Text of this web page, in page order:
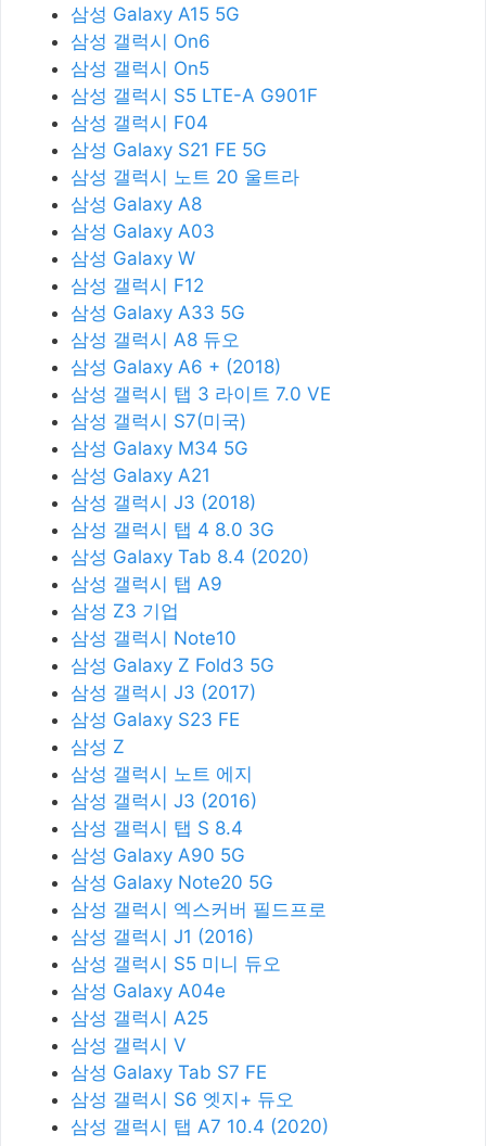
삼성 Galaxy A15 5G
삼성 갤럭시 On6
삼성 갤럭시 On5
삼성 갤럭시 S5 LTE-A G901F
삼성 갤럭시 F04
삼성 Galaxy S21 FE 5G
삼성 갤럭시 노트 20 울트라
삼성 Galaxy A8
삼성 Galaxy A03
삼성 Galaxy W
삼성 갤럭시 F12
삼성 Galaxy A33 5G
삼성 갤럭시 A8 듀오
삼성 Galaxy A6 + (2018)
삼성 갤럭시 탭 3 라이트 7.0 VE
삼성 갤럭시 S7(미국)
삼성 Galaxy M34 5G
삼성 Galaxy A21
삼성 갤럭시 J3 (2018)
삼성 갤럭시 탭 4 8.0 3G
삼성 Galaxy Tab 8.4 (2020)
삼성 갤럭시 탭 A9
삼성 Z3 기업
삼성 갤럭시 Note10
삼성 Galaxy Z Fold3 5G
삼성 갤럭시 J3 (2017)
삼성 Galaxy S23 FE
삼성 Z
삼성 갤럭시 노트 에지
삼성 갤럭시 J3 (2016)
삼성 갤럭시 탭 S 8.4
삼성 Galaxy A90 5G
삼성 Galaxy Note20 5G
삼성 갤럭시 엑스커버 필드프로
삼성 갤럭시 J1 (2016)
삼성 갤럭시 S5 미니 듀오
삼성 Galaxy A04e
삼성 갤럭시 A25
삼성 갤럭시 V
삼성 Galaxy Tab S7 FE
삼성 갤럭시 S6 엣지+ 듀오
삼성 갤럭시 탭 A7 10.4 (2020)